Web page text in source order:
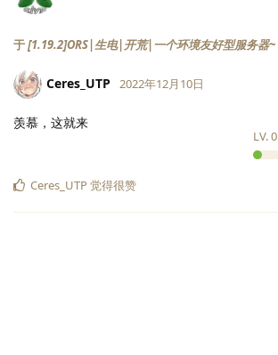
于[1.19.2]ORS|生电|开荒|一个环境友好型服务器~
Ceres_UTP
LV.0
2022年12月10日
羡慕，这就来
Ceres_UTP觉得很赞